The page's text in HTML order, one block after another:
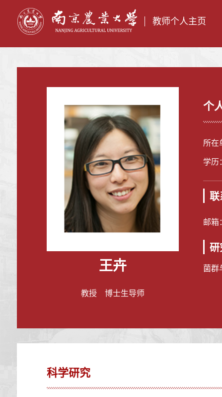
教师个人主页
王卉
教授 博士生导师
个
所在
学历
联
邮箱
研
菌群
科学研究